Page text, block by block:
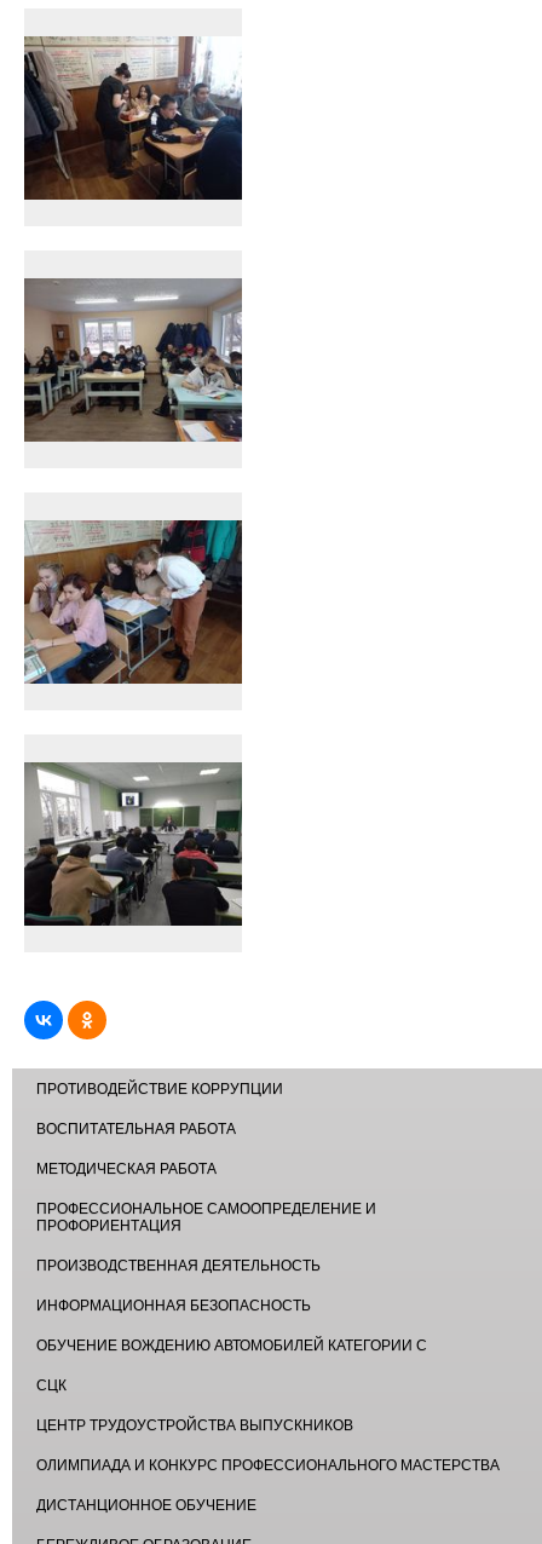
ПРОТИВОДЕЙСТВИЕ КОРРУПЦИИ
ВОСПИТАТЕЛЬНАЯ РАБОТА
МЕТОДИЧЕСКАЯ РАБОТА
ПРОФЕССИОНАЛЬНОЕ САМООПРЕДЕЛЕНИЕ И
ПРОФОРИЕНТАЦИЯ
ПРОИЗВОДСТВЕННАЯ ДЕЯТЕЛЬНОСТЬ
ИНФОРМАЦИОННАЯ БЕЗОПАСНОСТЬ
ОБУЧЕНИЕ ВОЖДЕНИЮ АВТОМОБИЛЕЙ КАТЕГОРИИ С
СЦК
ЦЕНТР ТРУДОУСТРОЙСТВА ВЫПУСКНИКОВ
ОЛИМПИАДА И КОНКУРС ПРОФЕССИОНАЛЬНОГО МАСТЕРСТВА
ДИСТАНЦИОННОЕ ОБУЧЕНИЕ